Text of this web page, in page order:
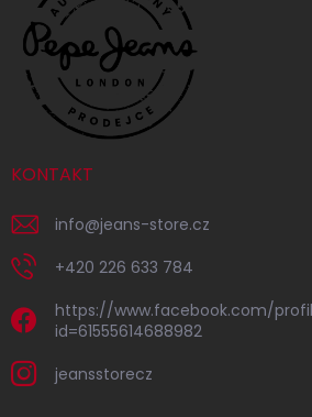
KONTAKT
info@jeans-store.cz
+420 226 633 784
https://www.facebook.com/
id=61555614688982
jeansstorecz